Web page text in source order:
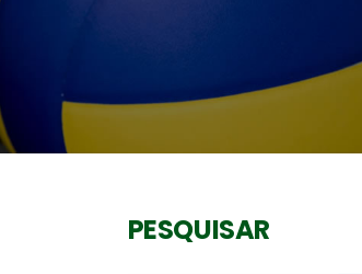
PESQUISAR